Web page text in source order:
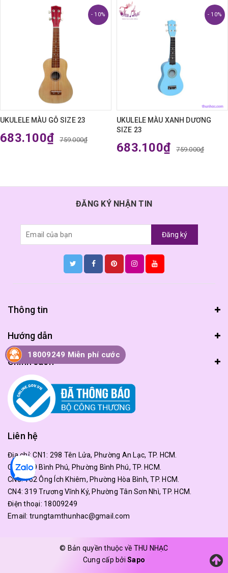
- 10%
UKULELE MÀU GỖ SIZE 23
683.100₫ 759.000₫
- 10%
UKULELE MÀU XANH DƯƠNG
SIZE 23
683.100₫ 759.000₫
ĐĂNG KÝ NHẬN TIN
Đăng ký
Thông tin
Hướng dẫn
Chính sách
Liên hệ
Địa chỉ:CN1: 298 Tên Lửa, Phường An Lạc, TP. HCM.
CN2: 179 Bình Phú, Phường Bình Phú, TP. HCM.
CN3: 162 Ông Ích Khiêm, Phường Hòa Bình, TP. HCM.
CN4: 319 Trương Vĩnh Ký, Phường Tân Sơn Nhì, TP. HCM.
Điện thoại: 18009249
Email: trungtamthunhac@gmail.com
© Bản quyền thuộc về THU NHẠC
Cung cấp bởiSapo
18009249 Miễn phí cước